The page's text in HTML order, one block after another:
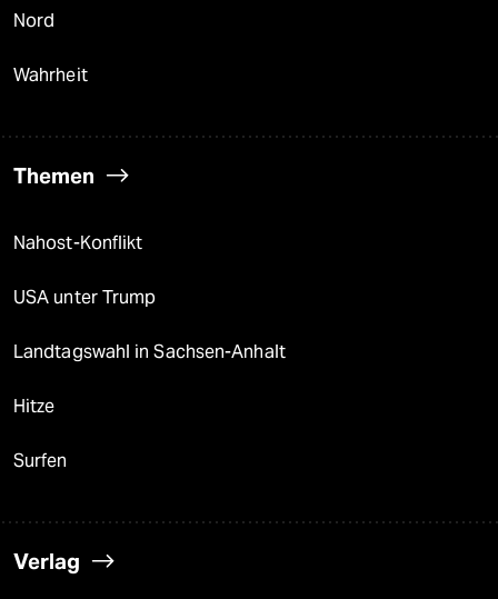
Nord
Wahrheit
Themen
Nahost-Konflikt
USA unter Trump
Landtagswahl in Sachsen-Anhalt
Hitze
Surfen
Verlag